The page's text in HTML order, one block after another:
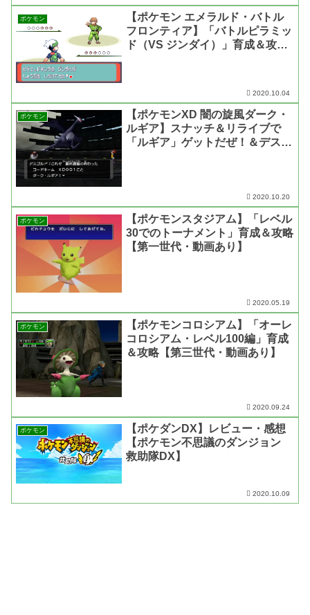
ポケモン
【ポケモン エメラルド・バトル
フロンティア】「バトルピラミッ
ド（VS ジンダイ）」育成＆攻略
2020.10.04
ポケモン
【ポケモンXD 闇の旋風ダーク・
ルギア】スナッチ＆リライブで
「ルギア」ゲットだぜ！＆デスゴ
2020.10.20
ポケモン
【ポケモンスタジアム】「レベル
30でのトーナメント」育成＆攻略
【第一世代・動画あり】
2020.05.19
ポケモン
【ポケモンコロシアム】「オーレ
コロシアム・レベル100編」育成
＆攻略【第三世代・動画あり】
2020.09.24
ポケモン
【ポケダンDX】レビュー・感想
【ポケモン不思議のダンジョン
救助隊DX】
2020.10.09